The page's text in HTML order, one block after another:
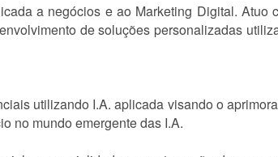
a negócios e ao Marketing Digital. Atuo
de soluções personalizadas
utilizando I.A. aplicada visando o
no mundo emergente das I.A.